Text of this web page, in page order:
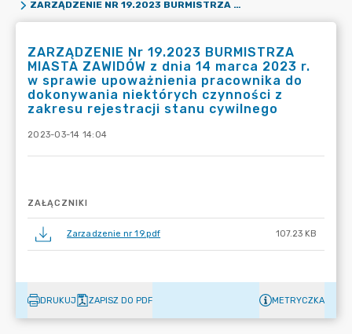
ZARZĄDZENIE NR 19.2023 BURMISTRZA MIASTA ZAWIDÓW Z DNIA 14 MARCA 2023 R. W SPRAWIE UPOWAŻNIENIA PRACOWNIKA DO DOKONYWANIA NIEKTÓRYCH CZYNNOŚCI Z ZAKRESU REJESTRACJI STANU CYWILNEGO
ZARZĄDZENIE Nr 19.2023 BURMISTRZA
MIASTA ZAWIDÓW z dnia 14 marca 2023 r.
w sprawie upoważnienia pracownika do
dokonywania niektórych czynności z
zakresu rejestracji stanu cywilnego
2023-03-14 14:04
ZAŁĄCZNIKI
Zarzadzenie nr 19.pdf 107.23 KB
DRUKUJ ZAPISZ DO PDF METRYCZKA